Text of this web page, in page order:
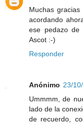
Muchas
acordando
ese pedazo de
Ascot :-)
Responder
Anónimo 23/
Ummmm, de
lado de la
de recuerdo,